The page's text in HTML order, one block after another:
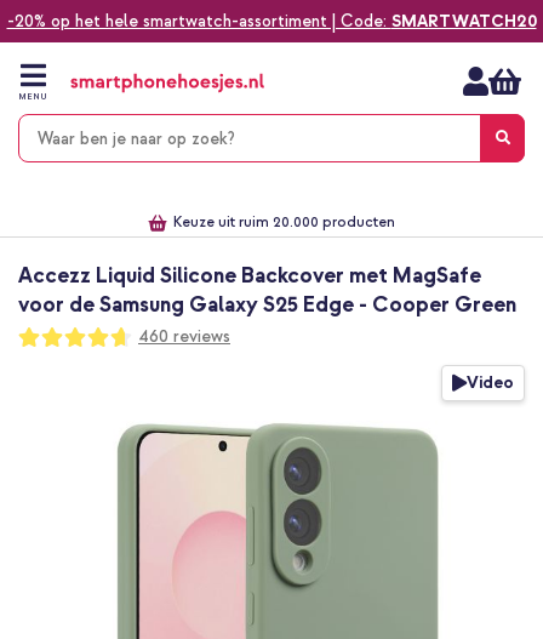
-20% op het hele smartwatch-assortiment | Code: SMARTWATCH20
naar
inhoud
MENU
Keuze uit ruim 20.000 producten
Accezz Liquid Silicone Backcover met MagSafe
voor de Samsung Galaxy S25 Edge - Cooper Green
Waardering:
93
100
460 reviews
Video